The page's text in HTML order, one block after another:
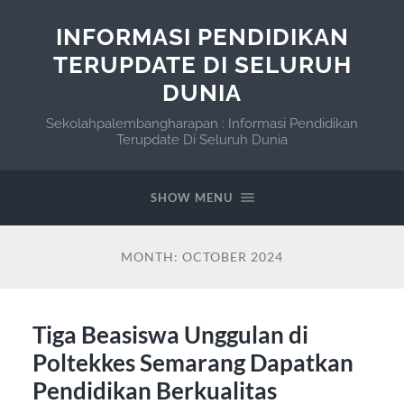
INFORMASI PENDIDIKAN
TERUPDATE DI SELURUH
DUNIA
Sekolahpalembangharapan : Informasi Pendidikan
Terupdate Di Seluruh Dunia
SHOW MENU
MONTH: OCTOBER 2024
Tiga Beasiswa Unggulan di
Poltekkes Semarang Dapatkan
Pendidikan Berkualitas